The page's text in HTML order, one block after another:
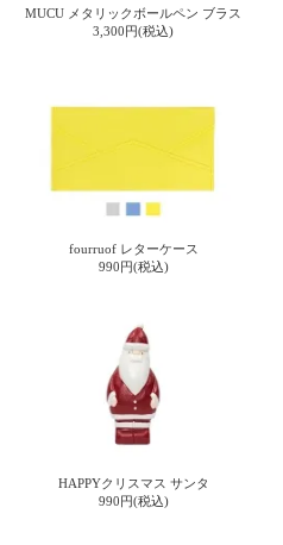
MUCU メタリックボールペン ブラス
3,300円(税込)
fourruof レターケース
990円(税込)
HAPPYクリスマス サンタ
990円(税込)